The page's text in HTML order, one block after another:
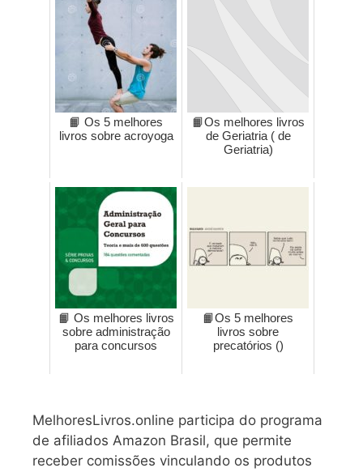
📙 Os 5 melhores
livros sobre acroyoga
📙Os melhores livros
de Geriatria ( de
Geriatria)
📙 Os melhores livros
sobre administração
para concursos
📙Os 5 melhores
livros sobre
precatórios ()
MelhoresLivros.online participa do programa
de afiliados Amazon Brasil, que permite
receber comissões vinculando os produtos